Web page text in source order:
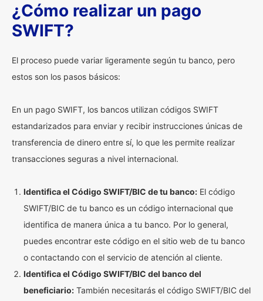
¿Cómo realizar un pago
SWIFT?
El proceso puede variar ligeramente según tu banco, pero
estos son los pasos básicos:
En un pago SWIFT, los bancos utilizan códigos SWIFT
estandarizados para enviar y recibir instrucciones únicas de
transferencia de dinero entre sí, lo que les permite realizar
transacciones seguras a nivel internacional.
Identifica el Código SWIFT/BIC de tu banco: El código
SWIFT/BIC de tu banco es un código internacional que
identifica de manera única a tu banco. Por lo general,
puedes encontrar este código en el sitio web de tu banco
o contactando con el servicio de atención al cliente.
Identifica el Código SWIFT/BIC del banco del
beneficiario: También necesitarás el código SWIFT/BIC del